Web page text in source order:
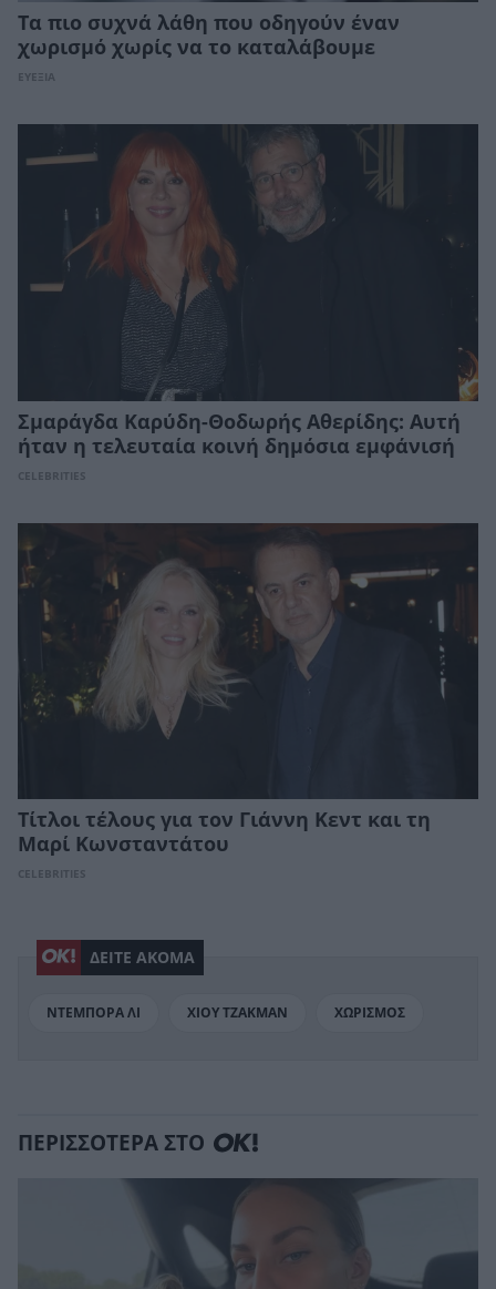
Τα πιο συχνά λάθη που οδηγούν έναν
χωρισμό χωρίς να το καταλάβουμε
ΕΥΕΞΙΑ
Σμαράγδα Καρύδη-Θοδωρής Αθερίδης: Αυτή
ήταν η τελευταία κοινή δημόσια εμφάνισή
CELEBRITIES
Τίτλοι τέλους για τον Γιάννη Κεντ και τη
Μαρί Κωνσταντάτου
CELEBRITIES
ΔΕΙΤΕ ΑΚΟΜΑ
ΝΤΕΜΠΟΡΑ ΛΙ ΧΙΟΥ ΤΖΑΚΜΑΝ ΧΩΡΙΣΜΟΣ
ΠΕΡΙΣΣΟΤΕΡΑ ΣΤΟ